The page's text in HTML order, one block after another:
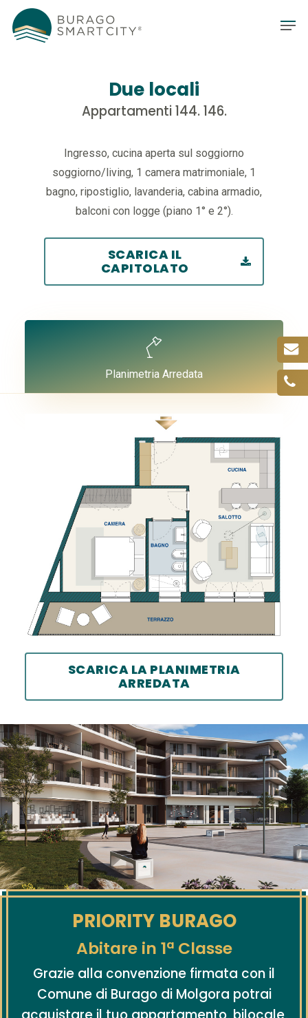
Due locali
Appartamenti 144. 146.
Ingresso, cucina aperta sul soggiorno
soggiorno/living, 1 camera matrimoniale, 1
bagno, ripostiglio, lavanderia, cabina armadio,
balconi con logge (piano 1° e 2°).
SCARICA IL
CAPITOLATO
Planimetria Arredata
SCARICA LA PLANIMETRIA
ARREDATA
PRIORITY BURAGO
Abitare in 1ª Classe
Grazie alla convenzione firmata con il
Comune di Burago di Molgora potrai
HOME
PROGETTO
APPARTAMENTI
INTERNI
BENESSERE
LOCATION
CONTATTI